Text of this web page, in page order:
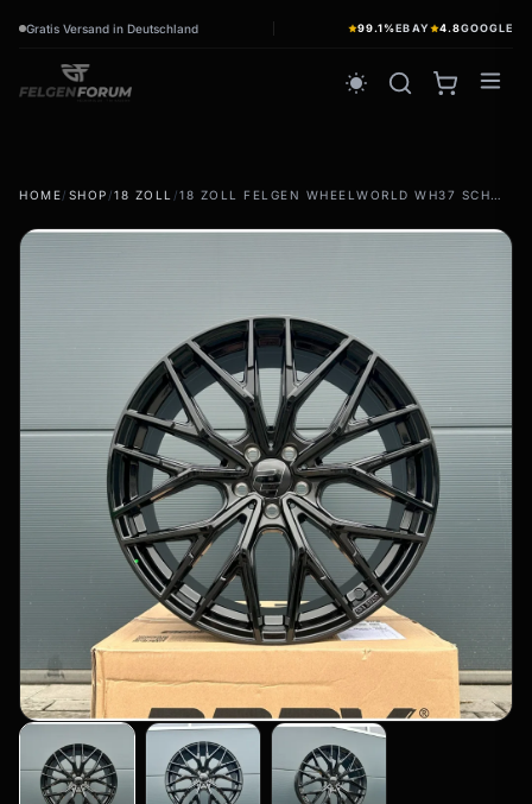
Gratis Versand in Deutschland 99.1%EBAY 4.8GOOGLE
wb_sunny
wb_sunny
ac_unit Winterreifen
Winterräder & Felgen
Kompletträder - Winter
filter_drama Allwetterreifen
Ganzjahresräder & Felgen
Alle Allwetterräder
HOME/ SHOP /18 ZOLL / 18 ZOLL FELGEN WHEELWORLD WH37 SCHWARZ FÜR MERCEDES E KLASSE S211 S212 S213 S214